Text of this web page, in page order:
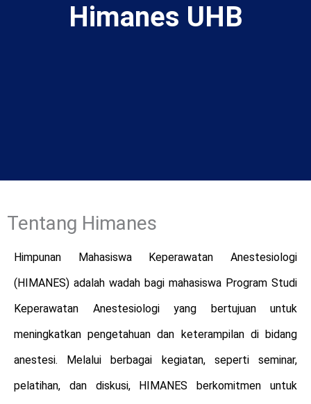
Himanes UHB
Tentang Himanes
Himpunan Mahasiswa Keperawatan Anestesiologi
(HIMANES) adalah wadah bagi mahasiswa Program Studi
Keperawatan Anestesiologi yang bertujuan untuk
meningkatkan pengetahuan dan keterampilan di bidang
anestesi. Melalui berbagai kegiatan, seperti seminar,
pelatihan, dan diskusi, HIMANES berkomitmen untuk